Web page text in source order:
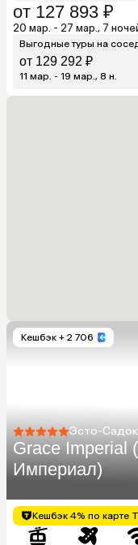
от 127 893 ₽
20 мар. - 27 мар., 7
Выгодные туры на
от 129 292 ₽
11 мар. - 19 мар., 8 н.
Кешбэк + 2 706
Эсто-
Grace Imperial
Империал)
Кешбэк 4% по карте